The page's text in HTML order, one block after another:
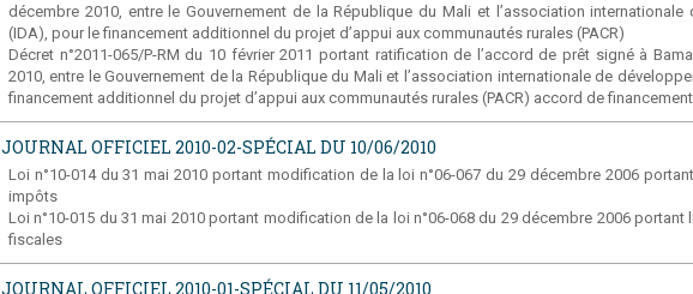
décembre 2010, entre le Gouvernement de la République du Mali et l’association internationale
(IDA), pour le financement additionnel du projet d’appui aux communautés rurales (PACR)
Décret n°2011-065/P-RM du 10 février 2011 portant ratification de l’accord de prêt signé à
2010, entre le Gouvernement de la République du Mali et l’association internationale de
financement additionnel du projet d’appui aux communautés rurales (PACR) accord de financement
JOURNAL OFFICIEL 2010-02-SPÉCIAL DU 10/06/2010
Loi n°10-014 du 31 mai 2010 portant modification de la loi n°06-067 du 29 décembre 2006
impôts
Loi n°10-015 du 31 mai 2010 portant modification de la loi n°06-068 du 29 décembre 2006 portant
fiscales
JOURNAL OFFICIEL 2010-01-SPÉCIAL DU 11/05/2010